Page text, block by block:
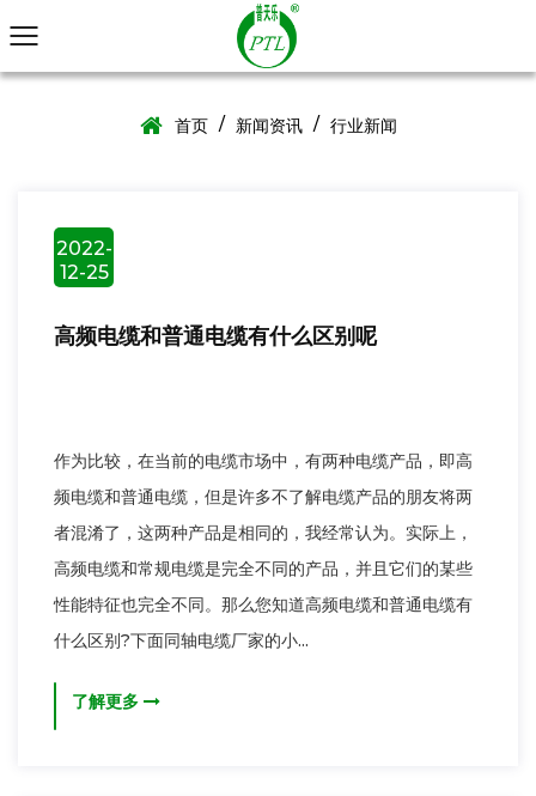
首页 / 新闻资讯 / 行业新闻
2022-
12-25
高频电缆和普通电缆有什么区别呢
作为比较，在当前的电缆市场中，有两种电缆产品，即高
频电缆和普通电缆，但是许多不了解电缆产品的朋友将两
者混淆了，这两种产品是相同的，我经常认为。实际上，
高频电缆和常规电缆是完全不同的产品，并且它们的某些
性能特征也完全不同。那么您知道高频电缆和普通电缆有
什么区别?下面同轴电缆厂家的小...
了解更多